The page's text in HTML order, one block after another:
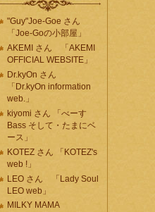
"Guy"Joe-Goe さん
「Joe-Goの小部屋」
AKEMI さん 「AKEMI
OFFICIAL WEBSITE」
Dr.kyOn さん
「Dr.kyOn information
web.」
kiyomi さん 「べーす
Bass そして・たまにベ
ース」
KOTEZ さん 「KOTEZ's
web !」
LEO さん 「Lady Soul
LEO web」
MILKY MAMA